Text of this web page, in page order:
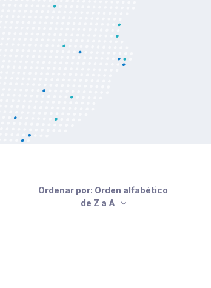
Ordenar por: Orden alfabético
de Z a A